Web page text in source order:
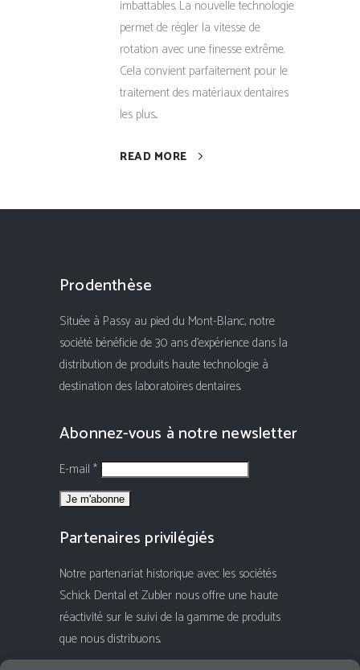
imbattables. La nouvelle technologie
permet de régler la vitesse de
rotation avec une finesse extrême.
Cela convient parfaitement pour le
traitement des matériaux dentaires
les plus...
READ MORE
Prodenthèse
Située à Passy au pied du Mont-Blanc, notre
société bénéficie de 30 ans d'expérience dans la
distribution de produits haute technologie à
destination des laboratoires dentaires.
Abonnez-vous à notre newsletter
E-mail *
Partenaires privilégiés
Notre partenariat historique avec les sociétés
Schick Dental et Zubler nous offre une haute
réactivité sur le suivi de la gamme de produits
que nous distribuons.